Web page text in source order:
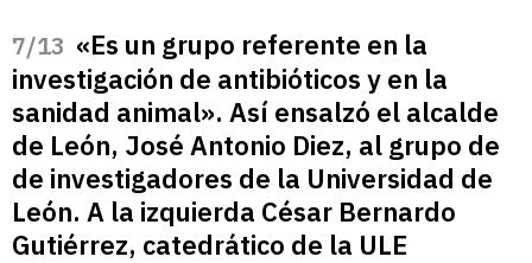
/13 «Es un grupo referente en la
investigación de antibióticos y en la
sanidad animal». Así ensalzó el alcalde
de León, José Antonio Diez, al grupo de
de investigadores de la Universidad de
León. A la izquierda César Bernardo
Gutiérrez, catedrático de la ULE